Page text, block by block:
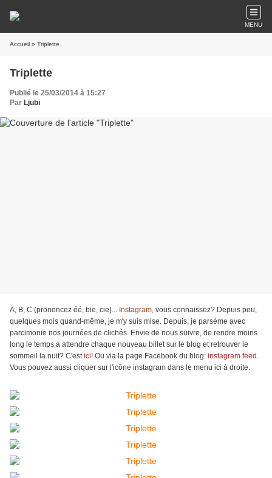
MENU
Accueil » Triplette
Triplette
Publié le 25/03/2014 à 15:27
Par Ljubi
A, B, C (prononcez éé, bie, cie)... Instagram, vous connaissez? Depuis peu,
quelques mois quand-même, je m'y suis mise. Depuis, je parsème avec
parcimonie nos journées de clichés. Envie de nous suivre, de rendre moins
long le temps à attendre chaque nouveau billet sur le blog et retrouver le
sommeil la nuit? C'estici! Ou via la page Facebook du blog: instagram feed .
Vous pouvez aussi cliquer sur l'icône instagram dans le menu ici à droite.